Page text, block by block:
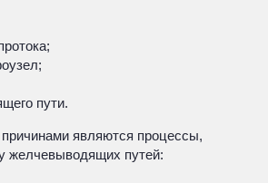
пути.
являются процессы,
желчевыводящих путей: